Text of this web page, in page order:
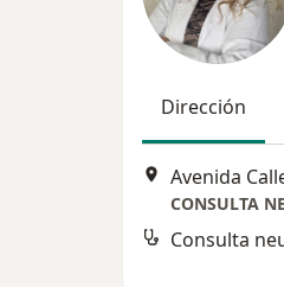
Dirección
Avenida
CONSULTA
Consulta